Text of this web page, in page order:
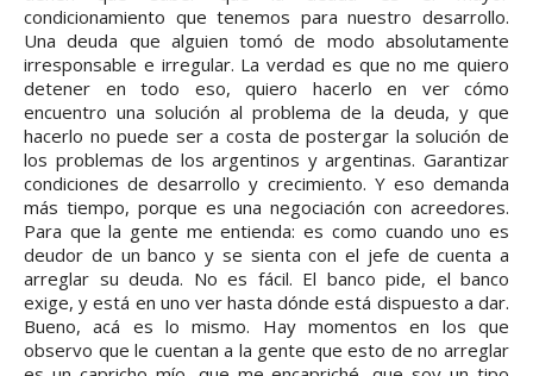
condicionamiento que tenemos para nuestro desarrollo.
Una deuda que alguien tomó de modo absolutamente
irresponsable e irregular. La verdad es que no me quiero
detener en todo eso, quiero hacerlo en ver cómo
encuentro una solución al problema de la deuda, y que
hacerlo no puede ser a costa de postergar la solución de
los problemas de los argentinos y argentinas. Garantizar
condiciones de desarrollo y crecimiento. Y eso demanda
más tiempo, porque es una negociación con acreedores.
Para que la gente me entienda: es como cuando uno es
deudor de un banco y se sienta con el jefe de cuenta a
arreglar su deuda. No es fácil. El banco pide, el banco
exige, y está en uno ver hasta dónde está dispuesto a dar.
Bueno, acá es lo mismo. Hay momentos en los que
observo que le cuentan a la gente que esto de no arreglar